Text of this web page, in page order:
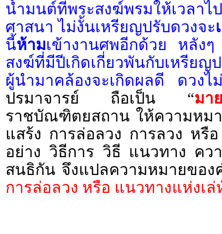
น้ำมนต์ที่พระสงฆ์พรมให้เวลา
ศาสนา ไม่งั้นเหรียญปรับดวงจะ
นี้ห้ามเข้างานศพอีกด้วย หลัง
สงฆ์ที่มีปีเกิดเกี่ยวพันกับเหรียญ
ผู้นำมาคล้องจะเกิดผลดี ดวงไ
ปรมาจารย์ ถือเป็น “มา
ราชบัณฑิตยสถาน ให้ความหม
แสร้ง การล่อลวง การลวง หรื
อย่าง วิธีการ วิธี แนวทาง คว
สนธิกัน จึงแปลความหมายของ
การล่อลวง หรือ แนวทางแห่งเล่